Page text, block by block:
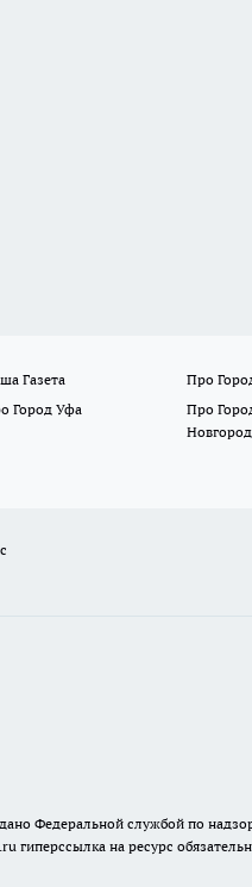
Газета
Про
Город Уфа
Про
Новгород
Федеральной службой по
гиперссылка на ресурс